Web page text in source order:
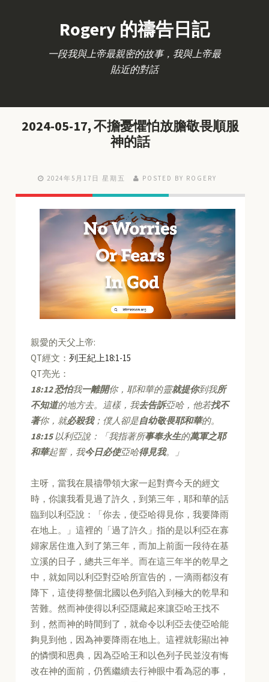
Rogery 的禱告日記
一段我與上帝最親密的故事，我與上帝最
貼近的對話
2024-05-17, 不擔憂懼怕放膽敬畏順服
神的話
2024年5月17日 星期五 POSTED BY ROGERY
親愛的天父上帝:
QT經文：列王紀上18:1-15
QT亮光：
18:12 恐怕我一離開你，耶和華的靈就提你到我所
不知道的地方去。這樣，我去告訴亞哈，他若找不
著你，就必殺我；僕人卻是自幼敬畏耶和華的。
18:15以利亞說：「我指著所事奉永生的萬軍之耶
和華起誓，我今日必使亞哈得見我。」
主呀，當我在晨禱帶領大家一起對齊今天的經文
時，你讓我看見過了許久，到第三年，耶和華的話
臨到以利亞說：「你去，使亞哈得見你，我要降雨
在地上。」這裡的「過了許久」指的是以利亞在寡
婦家居住進入到了第三年，而加上前面一段待在基
立溪的日子，總共三年半。而在這三年半的乾旱之
中，就如同以利亞對亞哈所宣告的，一滴雨都沒有
降下，這使得整個北國以色列陷入到極大的乾旱和
苦難。然而神使得以利亞隱藏起來讓亞哈王找不
到，然而神的時間到了，就命令以利亞去使亞哈能
夠見到他，因為神要降雨在地上。這裡就彰顯出神
的憐憫和恩典，因為亞哈王和以色列子民並沒有悔
改在神的面前，仍舊繼續去行神眼中看為惡的事，